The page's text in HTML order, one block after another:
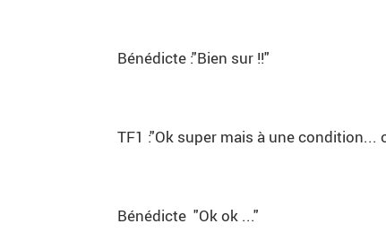
Bénédicte :"Bien sur !!"
TF1 :"Ok super mais à une
Bénédicte "Ok ok ..."